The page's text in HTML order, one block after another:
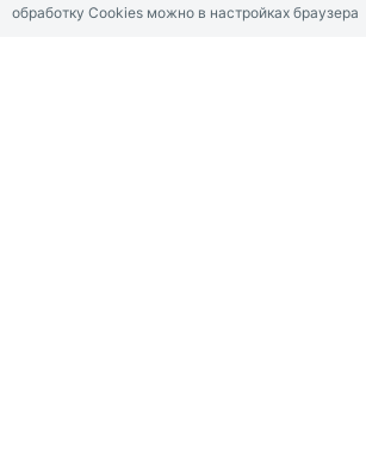
обработку Cookies можно в настройках браузера